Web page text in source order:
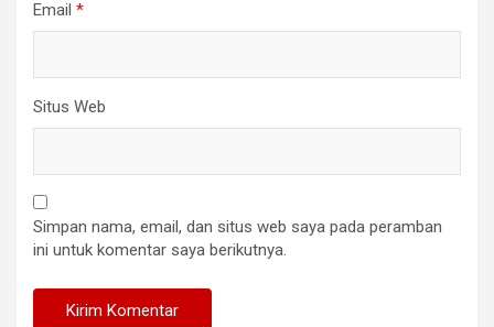
Email *
Situs Web
Simpan nama, email, dan situs web saya pada peramban
ini untuk komentar saya berikutnya.